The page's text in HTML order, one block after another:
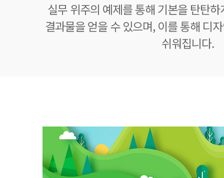
실무 위주의 예제를 통해 기본을 탄탄
결과물을 얻을 수 있으며, 이를 통해 디
쉬워집니다.